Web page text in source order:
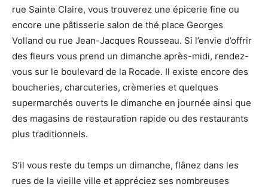
rue Sainte Claire, vous trouverez une épicerie fine ou
encore une pâtisserie salon de thé place Georges
Volland ou rue Jean-Jacques Rousseau. Si l’envie d’offrir
des fleurs vous prend un dimanche après-midi, rendez-
vous sur le boulevard de la Rocade. Il existe encore des
boucheries, charcuteries, crèmeries et quelques
supermarchés ouverts le dimanche en journée ainsi que
des magasins de restauration rapide ou des restaurants
plus traditionnels.
S’il vous reste du temps un dimanche, flânez dans les
rues de la vieille ville et appréciez ses nombreuses